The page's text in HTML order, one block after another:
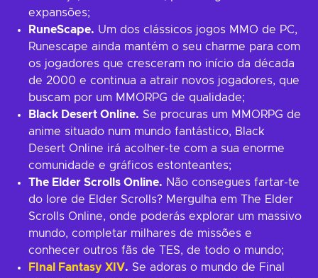
expansões;
RuneScape. Um dos clássicos jogos MMO de PC,
Runescape ainda mantém o seu charme para com
os jogadores que cresceram no início da década
de 2000 e continua a atrair novos jogadores, que
buscam por um MMORPG de qualidade;
Black Desert Online. Se procuras um MMORPG de
anime situado num mundo fantástico, Black
Desert Online irá acolher-te com a sua enorme
comunidade e gráficos estonteantes;
The Elder Scrolls Online. Não consegues fartar-te
do lore de Elder Scrolls? Mergulha em The Elder
Scrolls Online, onde poderás explorar um massivo
mundo, completar milhares de missões e
conhecer outros fãs de TES, de todo o mundo;
FInal Fantasy XIV. Se adoras o mundo de Final